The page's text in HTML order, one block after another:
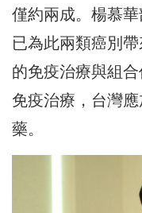
僅約兩成。楊慕
已為此兩類癌別
的免疫治療與組
免疫治療，台灣
藥。